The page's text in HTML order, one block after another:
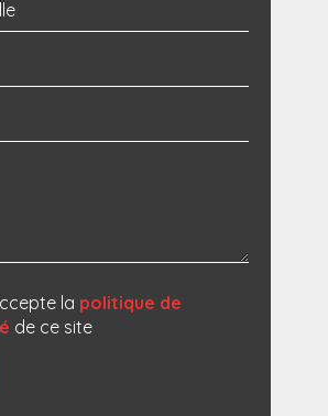
la politique de
de ce site